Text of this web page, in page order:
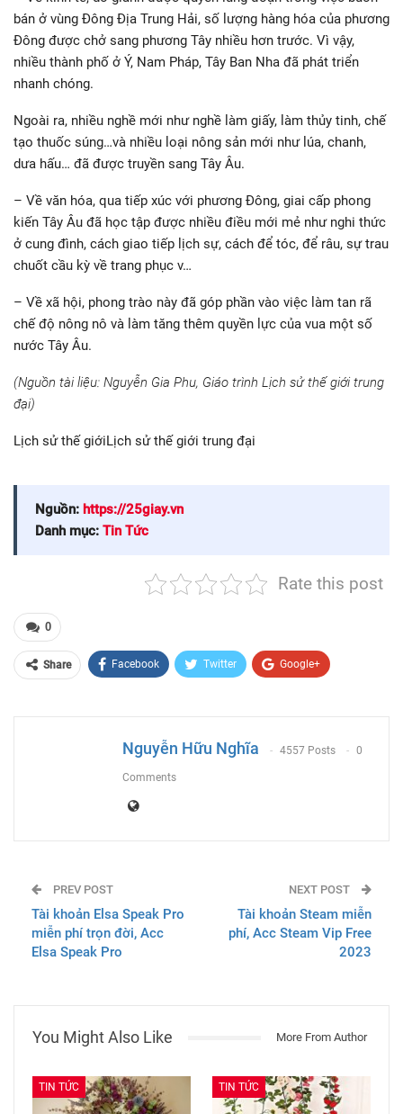
bán ở vùng Đông Địa Trung Hải, số lượng hàng hóa của phương
Đông được chở sang phương Tây nhiều hơn trước. Vì vậy,
nhiều thành phố ở Ý, Nam Pháp, Tây Ban Nha đã phát triển
nhanh chóng.
Ngoài ra, nhiều nghề mới như nghề làm giấy, làm thủy tinh, chế
tạo thuốc súng…và nhiều loại nông sản mới như lúa, chanh,
dưa hấu… đã được truyền sang Tây Âu.
– Về văn hóa, qua tiếp xúc với phương Đông, giai cấp phong
kiến Tây Âu đã học tập được nhiều điều mới mẻ như nghi thức
ở cung đình, cách giao tiếp lịch sự, cách để tóc, để râu, sự trau
chuốt cầu kỳ về trang phục v…
– Về xã hội, phong trào này đã góp phần vào việc làm tan rã
chế độ nông nô và làm tăng thêm quyền lực của vua một số
nước Tây Âu.
(Nguồn tài liệu: Nguyễn Gia Phu, Giáo trình Lịch sử thế giới trung
đại)
Lịch sử thế giớiLịch sử thế giới trung đại
Nguồn: https://25giay.vn
Danh mục: Tin Tức
Rate this post
0
Share Facebook Twitter Google+
Nguyễn Hữu Nghĩa 4557 Posts 0
Comments
PREV POST
Tài khoản Elsa Speak Pro
miễn phí trọn đời, Acc
Elsa Speak Pro
NEXT POST
Tài khoản Steam miễn
phí, Acc Steam Vip Free
2023
You Might Also Like More From Author
TIN TỨC TIN TỨC